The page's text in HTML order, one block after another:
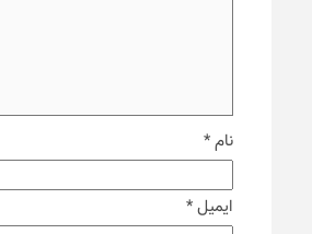
نام*
ایمیل*